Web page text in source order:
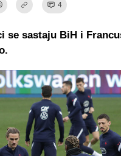
4
se sastaju BiH i